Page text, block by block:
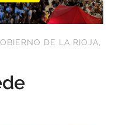
DE LA RIOJA,